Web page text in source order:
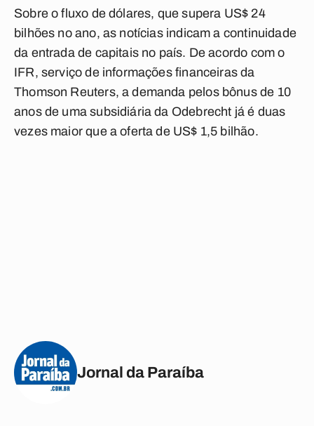
Sobre o fluxo de dólares, que supera US$ 24
bilhões no ano, as notícias indicam a continuidade
da entrada de capitais no país. De acordo com o
IFR, serviço de informações financeiras da
Thomson Reuters, a demanda pelos bônus de 10
anos de uma subsidiária da Odebrecht já é duas
vezes maior que a oferta de US$ 1,5 bilhão.
Jornal da Paraíba